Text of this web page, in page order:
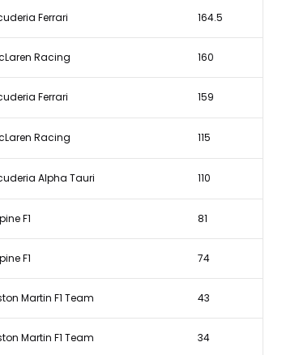
Ferrari 164.5
Racing 160
Ferrari 159
Racing 115
Alpha Tauri 110
F1 81
F1 74
Martin F1 Team 43
Martin F1 Team 34